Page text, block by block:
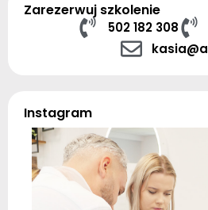
Zarezerwuj szkolenie
502 182 308
Instagram